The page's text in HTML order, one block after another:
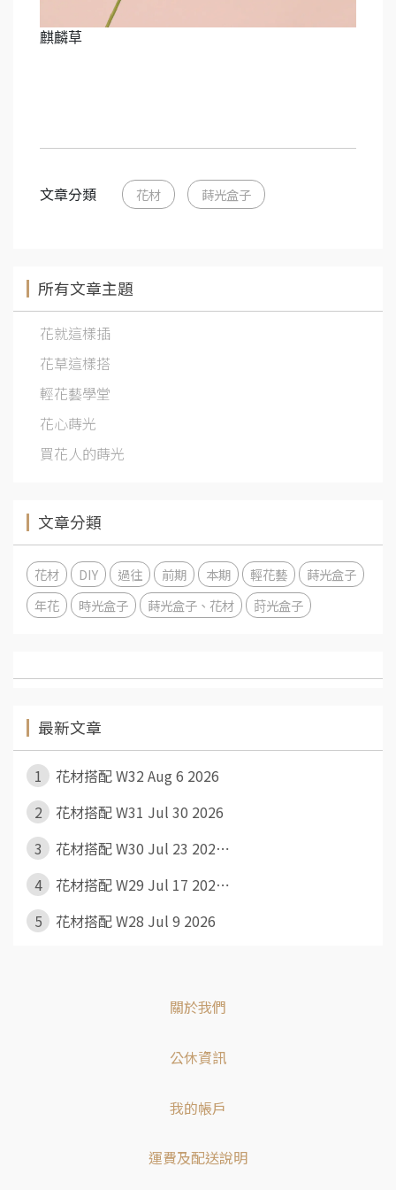
麒麟草
文章分類 花材 蒔光盒子
所有文章主題
花就這樣插
花草這樣搭
輕花藝學堂
花心蒔光
買花人的蒔光
文章分類
花材 DIY 過往 前期 本期 輕花藝
蒔光盒子
年花
時光盒子 蒔光盒子、花材 莳光盒子
最新文章
1
花材搭配 W32 Aug 6 2026
2
花材搭配 W31 Jul 30 2026
3
花材搭配 W30 Jul 23 202⋯
4
花材搭配 W29 Jul 17 202⋯
5
花材搭配 W28 Jul 9 2026
關於我們
公休資訊
我的帳戶
運費及配送說明